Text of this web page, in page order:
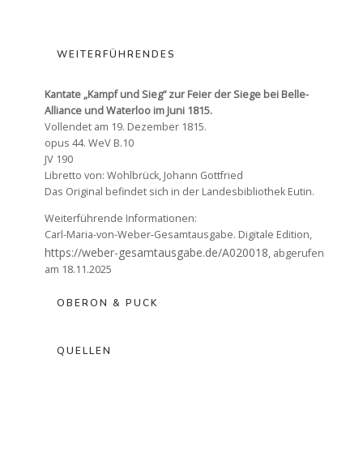
RUNDFAHRT
AUSSTELLUNG
WEITERFÜHRENDES
Kantate „Kampf und Sieg“ zur Feier der Siege bei Belle-
Alliance und Waterloo im Juni 1815.
Vollendet am 19. Dezember 1815.
opus 44. WeV B.10
JV 190
Libretto von: Wohlbrück, Johann Gottfried
Das Original befindet sich in der Landesbibliothek Eutin.
Weiterführende Informationen:
Carl-Maria-von-Weber-Gesamtausgabe. Digitale Edition,
https://weber-gesamtausgabe.de/A020018, abgerufen
am 18.11.2025
OBERON & PUCK
QUELLEN